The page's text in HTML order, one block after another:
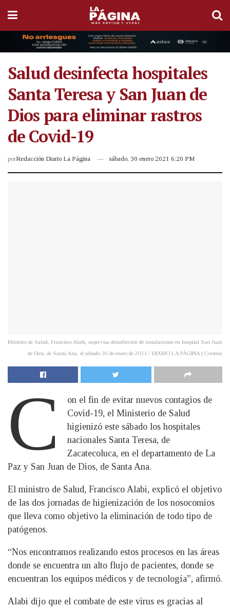
Salud desinfecta hospitales
Santa Teresa y San Juan de
Dios para eliminar rastros
de Covid-19
porRedacción Diario La Página sábado, 30 enero 2021 6:20 PM
Ministro de Salud, Francisco Alabi, supervisa desinfección de instalaciones en hospital San Juan
de Dios, de Santa Ana, el sábado 30 de enero de 2021./ DIARIO LA PÁGINA | Cortesía
C
on el fin de evitar nuevos contagios de
Covid-19, el Ministerio de Salud
higienizó este sábado los hospitales
nacionales Santa Teresa, de
Zacatecoluca, en el departamento de La
Paz y San Juan de Dios, de Santa Ana.
El ministro de Salud, Francisco Alabi, explicó el objetivo
de las dos jornadas de higienización de los nosocomios
que lleva como objetivo la eliminación de todo tipo de
patógenos.
“Nos encontramos realizando estos procesos en las áreas
donde se encuentra un alto flujo de pacientes, donde se
encuentran los equipos médicos y de tecnología”, afirmó.
Alabi dijo que el combate de este virus es gracias al